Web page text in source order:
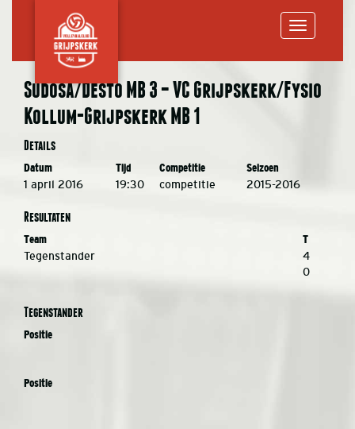
Sudosa/Desto MB 3 – VC Grijpskerk/Fysio
Kollum-Grijpskerk MB 1
Details
Datum Tijd Competitie Seizoen
1 april 2016 19:30 competitie 2015-2016
Resultaten
Team T
Tegenstander
4
0
Tegenstander
Positie
Positie